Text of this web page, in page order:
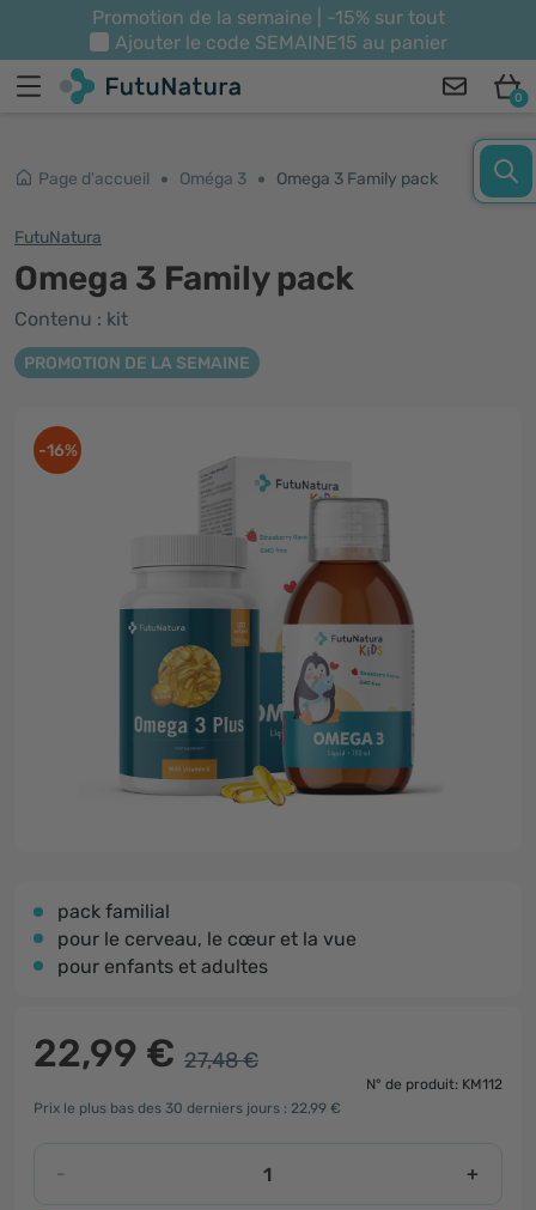
Promotion de la semaine | -15% sur tout
Ajouter le code SEMAINE15 au panier
0
Page d'accueil Oméga 3 Omega 3 Family pack
FutuNatura
Omega 3 Family pack
Contenu : kit
PROMOTION DE LA SEMAINE
-16%
pack familial
pour le cerveau, le cœur et la vue
pour enfants et adultes
22,99 € 27,48 €
N° de produit: KM112
Prix le plus bas des 30 derniers jours : 22,99 €
- +